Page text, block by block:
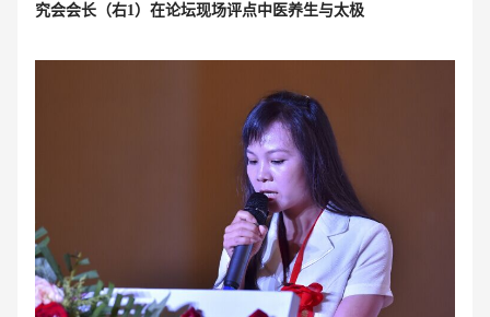
究会会长（右1）在论坛现场评点中医养生与太极